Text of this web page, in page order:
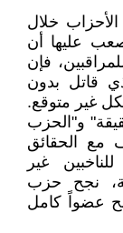
خلال
عليها أن
فإن
قاتل بدون
غير متوقع.
و"الحزب
مع الحقائق
غير
نجح حزب
عضواً كامل